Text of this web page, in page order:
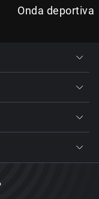
Onda deportiva